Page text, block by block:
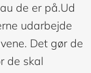
de er på.Ud
udarbejde
Det gør de
de skal